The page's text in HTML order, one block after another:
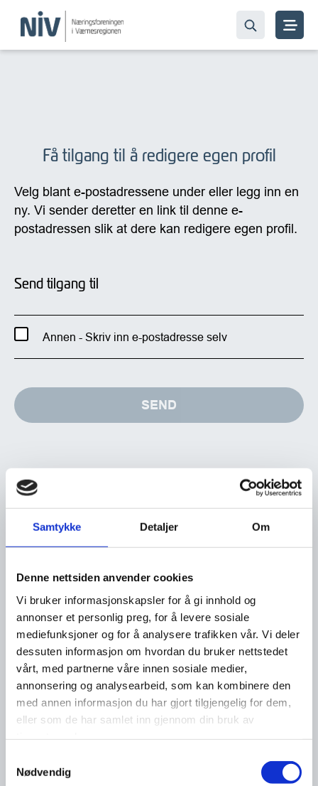
Samtykke Detaljer Om
Denne nettsiden anvender cookies
Vi bruker informasjonskapsler for å gi innhold og
annonser et personlig preg, for å levere sosiale
mediefunksjoner og for å analysere trafikken vår. Vi deler
dessuten informasjon om hvordan du bruker nettstedet
vårt, med partnerne våre innen sosiale medier,
annonsering og analysearbeid, som kan kombinere den
med annen informasjon du har gjort tilgjengelig for dem,
eller som de har samlet inn gjennom din bruk av
Nødvendig
Få tilgang til å redigere egen profil
Velg blant e-postadressene under eller legg inn en
ny. Vi sender deretter en link til denne e-
postadressen slik at dere kan redigere egen profil.
Send tilgang til
Annen - Skriv inn e-postadresse selv
SEND